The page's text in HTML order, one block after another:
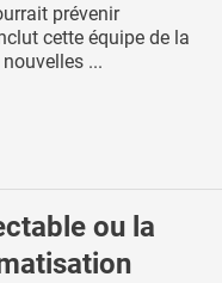
prévenir
cette équipe de la
...
ou la